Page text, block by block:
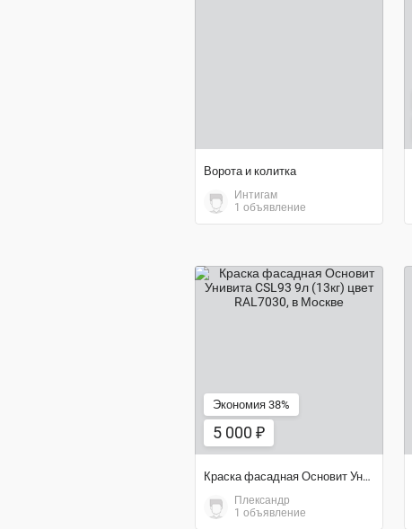
Ворота и колитка
Интигам
1 объявление
Экономия 38%
5 000 ₽
Краска фасадная Основит Унивита CSL93 9л (13кг) цвет RAL7030
Плександр
1 объявление